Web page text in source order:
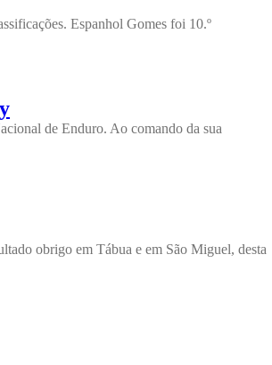
Espanhol Gomes foi 10.º
de Enduro. Ao comando da sua
obrigo em Tábua e em São Miguel, desta